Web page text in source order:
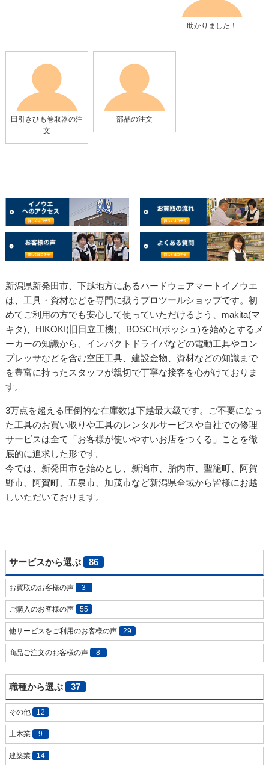
助かりました！
田引きひも巻取器の注
文
部品の注文
新潟県新発田市、下越地方にあるハードウェアマートイノウエ
は、工具・資材などを専門に扱うプロツールショップです。初
めてご利用の方でも安心して使っていただけるよう、makita(マ
キタ)、HIKOKI(旧日立工機)、BOSCH(ボッシュ)を始めとするメ
ーカーの知識から、インパクトドライバなどの電動工具やコン
プレッサなどを含む空圧工具、建設金物、資材などの知識まで
を豊富に持ったスタッフが親切で丁寧な接客を心がけておりま
す。
3万点を超える圧倒的な在庫数は下越最大級です。ご不要になっ
た工具のお買い取りや工具のレンタルサービスや自社での修理
サービスは全て「お客様が使いやすいお店をつくる」ことを徹
底的に追求した形です。
今では、新発田市を始めとし、新潟市、胎内市、聖籠町、阿賀
野市、阿賀町、五泉市、加茂市など新潟県全域から皆様にお越
しいただいております。
サービスから選ぶ 86
お買取のお客様の声 3
ご購入のお客様の声 55
他サービスをご利用のお客様の声 29
商品ご注文のお客様の声 8
職種から選ぶ 37
その他 12
土木業 9
建築業 14